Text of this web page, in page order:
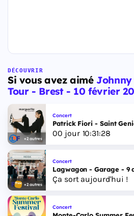
DÉCOUVRIR
Si vous avez aimé
Tour - Brest - 10 février
+2 autres
Concert
Patrick Fiori - Saint
00 jour 10:31:27
+2 autres
Concert
Lagwagon - Garage - 9
Ça sort aujourd'hui !
Concert